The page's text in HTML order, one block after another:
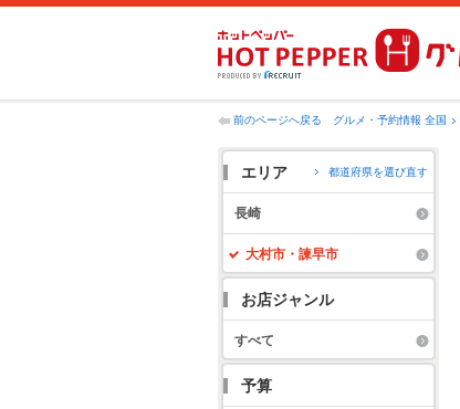
前のページへ戻る グルメ・予約情報 全国
エリア 都道府県を選び直す
長崎
大村市・諫早市
お店ジャンル
すべて
予算